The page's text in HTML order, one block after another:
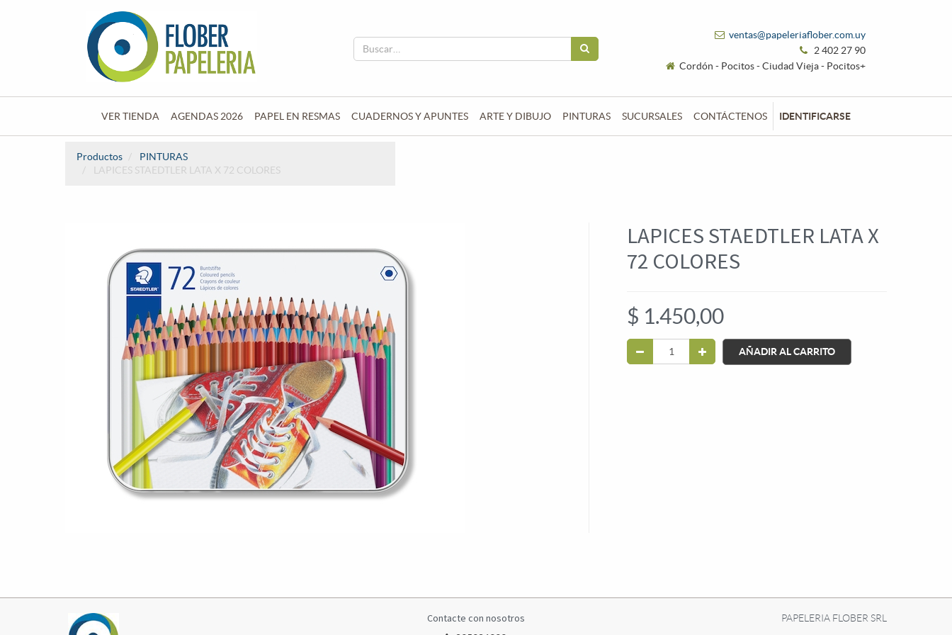
ventas@papeleriaflober.com.uy
2 402 27 90
Cordón - Pocitos - Ciudad Vieja - Pocitos+
VER TIENDA AGENDAS 2026 PAPEL EN RESMAS CUADERNOS Y APUNTES ARTE Y DIBUJO PINTURAS SUCURSALES CONTÁCTENOS IDENTIFICARSE
Productos
PINTURAS
LAPICES STAEDTLER LATA X 72 COLORES
LAPICES STAEDTLER LATA X
72 COLORES
$ 1.450,00
AÑADIR AL CARRITO
Contacte con nosotros
PAPELERIA FLOBER SRL